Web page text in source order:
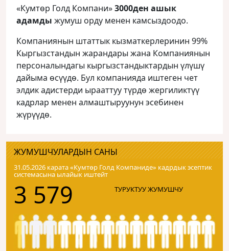
«Кумтөр Голд Компани»3000ден ашык
адамды жумуш орду менен камсыздоодо.
Компаниянын штаттык кызматкерлеринин 99%
Кыргызстандын жарандары жана Компаниянын
персоналындагы кыргызстандыктардын үлүшү
дайыма өсүүдө. Бул компанияда иштеген чет
элдик адистерди ырааттуу түрдө жергиликтүү
кадрлар менен алмаштыруунун эсебинен
жүрүүдө.
ЖУМУШЧУЛАРДЫН САНЫ
31.05.2026 карата «Кумтɵр Голд Компаниде» кадрдык эсептик
системасына ылайык иштейт
3 579 ТУРУКТУУ ЖУМУШЧУ